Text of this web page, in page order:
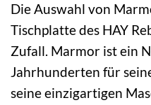
Die Auswahl von
Tischplatte des HAY
Zufall. Marmor ist ein
Jahrhunderten für
seine einzigartigen